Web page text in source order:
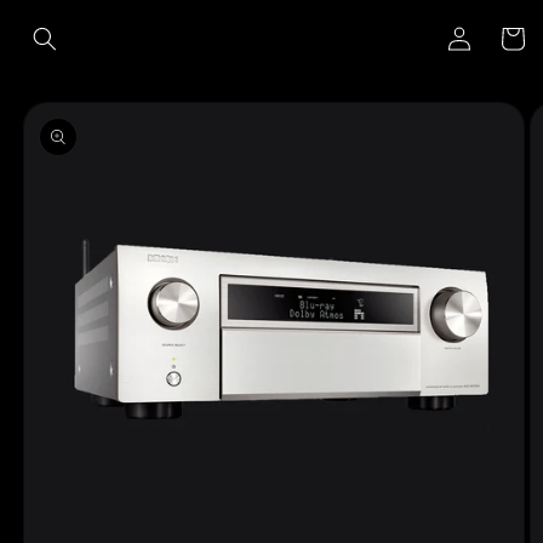
directamente
al contenido
Iniciar
sesión
Carrito
directamente
a la
información